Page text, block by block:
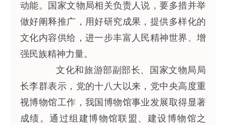
动能。国家文物局相关负责人说，要多措并举
做好阐释推广，用好研究成果，提供多样化的
文化内容供给，进一步丰富人民精神世界、增
强民族精神力量。
文化和旅游部副部长、国家文物局局
长李群表示，党的十八大以来，党中央高度重
视博物馆工作，我国博物馆事业发展取得显著
成绩。通过组建博物馆联盟、建设博物馆之